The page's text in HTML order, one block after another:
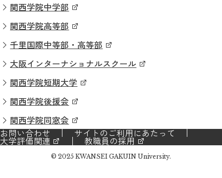
関西学院中学部
関西学院高等部
千里国際中等部・高等部
大阪インターナショナルスクール
関西学院短期大学
関西学院後援会
関西学院同窓会
お問い合わせ
サイトのご利用にあたって
大学評価関連 教職員の採用
© 2025 KWANSEI GAKUIN University.